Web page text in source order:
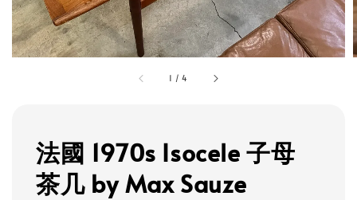
1 /4
法國 1970s Isocele 子母
茶几 by Max Sauze